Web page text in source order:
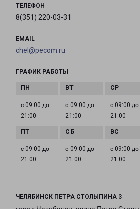
ТЕЛЕФОН
8(351) 220-03-31
EMAIL
chel@pecom.ru
ГРАФИК РАБОТЫ
с 09:00 до
21:00
с 09:00 до
21:00
с 09:00 до
21:00
с 09:00 до
21:00
с 09:00 до
21:00
с 09:00 до
21:00
ЧЕЛЯБИНСК ПЕТРА СТОЛЫПИНА 3